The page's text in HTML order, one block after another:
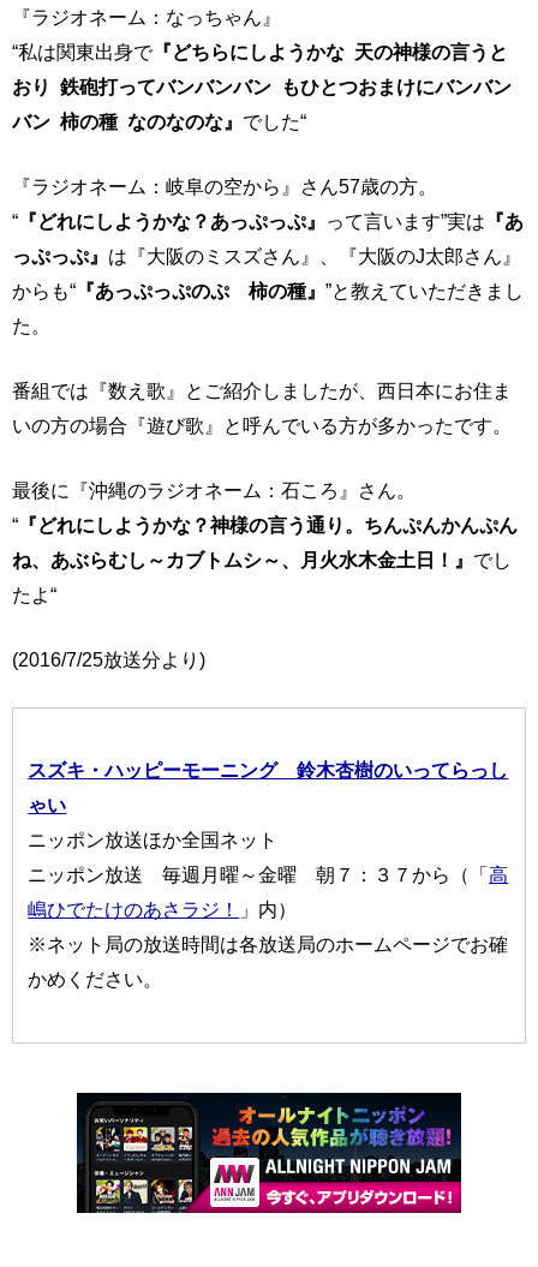
『ラジオネーム：なっちゃん』
“私は関東出身で『どちらにしようかな 天の神様の言うと
おり 鉄砲打ってバンバンバン もひとつおまけにバンバン
バン 柿の種 なのなのな』 でした“
『ラジオネーム：岐阜の空から』さん57歳の方。
“ 『どれにしようかな？あっぷっぷ』 って言います”実は 『あ
っぷっぷ』 は『大阪のミスズさん』、『大阪のJ太郎さん』
からも“ 『あっぷっぷのぷ 柿の種』 ”と教えていただきまし
た。
番組では『数え歌』とご紹介しましたが、西日本にお住ま
いの方の場合『遊び歌』と呼んでいる方が多かったです。
最後に『沖縄のラジオネーム：石ころ』さん。
“ 『どれにしようかな？神様の言う通り。ちんぷんかんぷん
ね、あぶらむし～カブトムシ～、月火水木金土日！』 でし
たよ“
(2016/7/25放送分より)
スズキ・ハッピーモーニング 鈴木杏樹のいってらっし
ゃい
ニッポン放送ほか全国ネット
ニッポン放送 毎週月曜～金曜 朝７：３７から（「高
嶋ひでたけのあさラジ！
」内）
※ネット局の放送時間は各放送局のホームページでお確
かめください。